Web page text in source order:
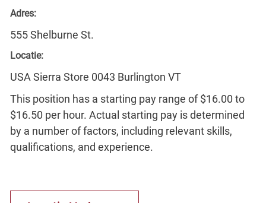
Adres:
555 Shelburne St.
Locatie:
USA Sierra Store 0043 Burlington VT
This position has a starting pay range of $16.00 to
$16.50 per hour. Actual starting pay is determined
by a number of factors, including relevant skills,
qualifications, and experience.